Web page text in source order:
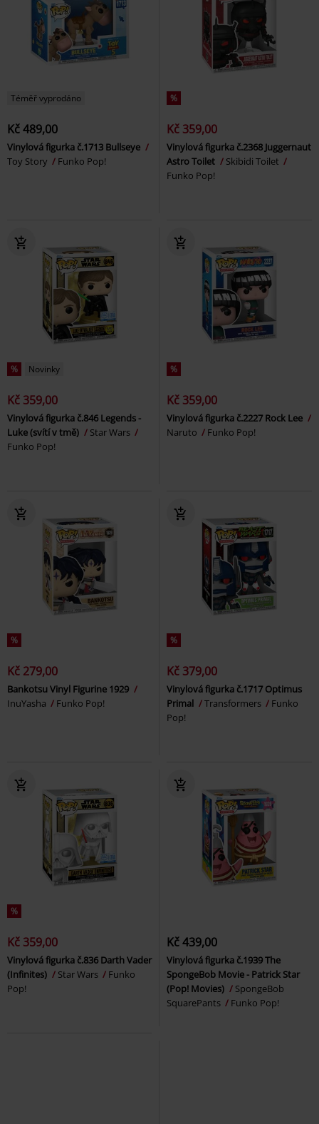
Téměř vyprodáno
Kč 489,00
Vinylová figurka č.1713 Bullseye
Toy Story
Funko Pop!
%
Kč 359,00
Vinylová figurka č.2368 Juggernaut
Astro Toilet
Skibidi Toilet
Funko Pop!
% Novinky
Kč 359,00
Vinylová figurka č.846 Legends -
Luke (svítí v tmě)
Star Wars
Funko Pop!
%
Kč 359,00
Vinylová figurka č.2227 Rock Lee
Naruto
Funko Pop!
%
Kč 279,00
Bankotsu Vinyl Figurine 1929
InuYasha
Funko Pop!
%
Kč 379,00
Vinylová figurka č.1717 Optimus
Primal
Transformers
Funko
Pop!
%
Kč 359,00
Vinylová figurka č.836 Darth Vader
(Infinites)
Star Wars
Funko
Pop!
Kč 439,00
Vinylová figurka č.1939 The
SpongeBob Movie - Patrick Star
(Pop! Movies)
SpongeBob
SquarePants
Funko Pop!